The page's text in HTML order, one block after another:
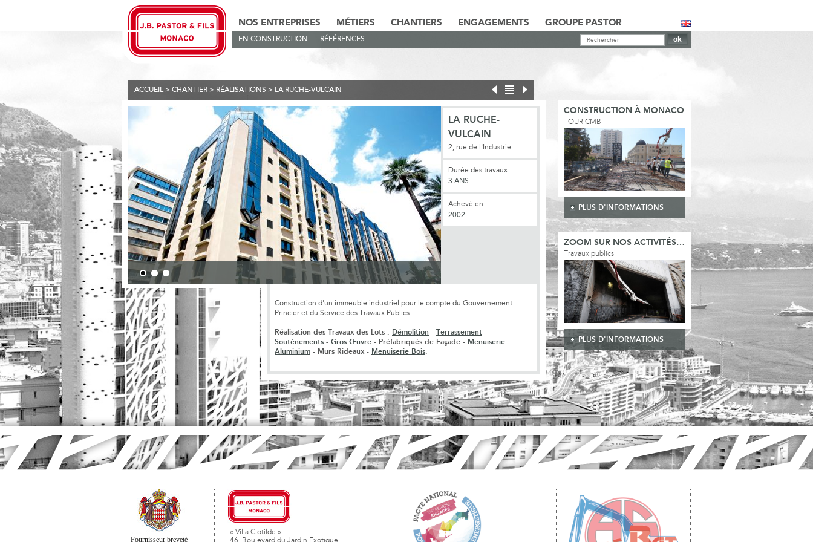
NOS ENTREPRISES MÉTIERS CHANTIERS ENGAGEMENTS GROUPE PASTOR
EN CONSTRUCTION RÉFÉRENCES
ACCUEIL > CHANTIER > RÉALISATIONS > LA RUCHE-VULCAIN
LA RUCHE-
VULCAIN
2, rue de l'Industrie
Durée des travaux
3 ANS
Achevé en
2002
Construction d'un immeuble industriel pour le compte du Gouvernement
Princier et du Service des Travaux Publics.
Réalisation des Travaux des Lots : Démolition - Terrassement -
Soutènements - Gros Œuvre - Préfabriqués de Façade - Menuiserie
Aluminium - Murs Rideaux - Menuiserie Bois.
CONSTRUCTION À MONACO
TOUR CMB
PLUS D'INFORMATIONS
ZOOM SUR NOS ACTIVITÉS…
Travaux publics
PLUS D'INFORMATIONS
Fournisseur breveté
« Villa Clotilde »